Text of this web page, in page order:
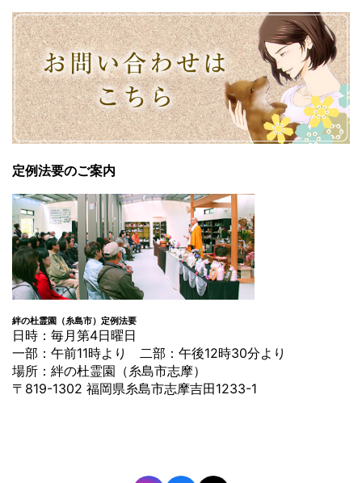
定例法要のご案内
絆の杜霊園（糸島市）定例法要
日時：毎月第4日曜日
一部：午前11時より 二部：午後12時30分より
場所：絆の杜霊園（糸島市志摩）
〒819-1302 福岡県糸島市志摩吉田1233-1